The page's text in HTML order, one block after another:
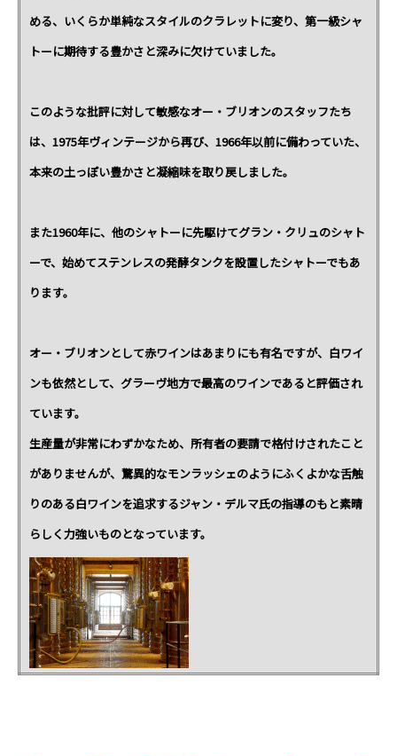
める、いくらか単純なスタイルのクラレットに変り、第一級シャ
トーに期待する豊かさと深みに欠けていました。
このような批評に対して敏感なオー・ブリオンのスタッフたち
は、1975年ヴィンテージから再び、1966年以前に備わっていた、
本来の土っぽい豊かさと凝縮味を取り戻しました。
また1960年に、他のシャトーに先駆けてグラン・クリュのシャト
ーで、始めてステンレスの発酵タンクを設置したシャトーでもあ
ります。
オー・ブリオンとして赤ワインはあまりにも有名ですが、白ワイ
ンも依然として、グラーヴ地方で最高のワインであると評価され
ています。
生産量が非常にわずかなため、所有者の要請で格付けされたこと
がありませんが、驚異的なモンラッシェのようにふくよかな舌触
りのある白ワインを追求するジャン・デルマ氏の指導のもと素晴
らしく力強いものとなっています。